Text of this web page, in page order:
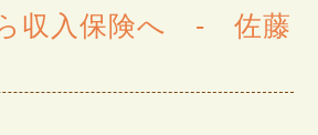
収入保険へ - 佐藤